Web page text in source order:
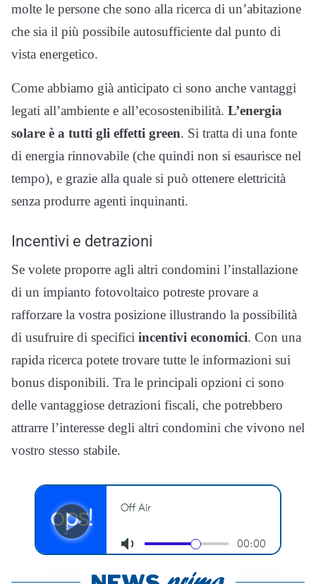
molte le persone che sono alla ricerca di un’abitazione
che sia il più possibile autosufficiente dal punto di
vista energetico.
Come abbiamo già anticipato ci sono anche vantaggi
legati all’ambiente e all’ecosostenibilità. L’energia
solare è a tutti gli effetti green. Si tratta di una fonte
di energia rinnovabile (che quindi non si esaurisce nel
tempo), e grazie alla quale si può ottenere elettricità
senza produrre agenti inquinanti.
Incentivi e detrazioni
Se volete proporre agli altri condomini l’installazione
di un impianto fotovoltaico potreste provare a
rafforzare la vostra posizione illustrando la possibilità
di usufruire di specifici incentivi economici. Con una
rapida ricerca potete trovare tutte le informazioni sui
bonus disponibili. Tra le principali opzioni ci sono
delle vantaggiose detrazioni fiscali, che potrebbero
attrarre l’interesse degli altri condomini che vivono nel
vostro stesso stabile.